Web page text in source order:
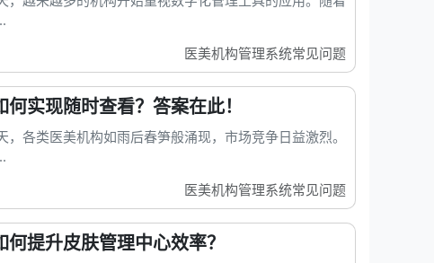
医美机构管理系统常见问题
实现随时查看？答案在此！
各类医美机构如雨后春笋般涌现，市场竞争日益激烈。
医美机构管理系统常见问题
提升皮肤管理中心效率？